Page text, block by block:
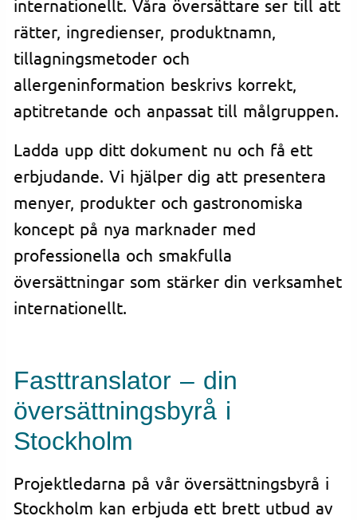
internationellt. Våra översättare ser till att
rätter, ingredienser, produktnamn,
tillagningsmetoder och
allergeninformation beskrivs korrekt,
aptitretande och anpassat till målgruppen.
Ladda upp ditt dokument nu och få ett
erbjudande. Vi hjälper dig att presentera
menyer, produkter och gastronomiska
koncept på nya marknader med
professionella och smakfulla
översättningar som stärker din verksamhet
internationellt.
Fasttranslator – din
översättningsbyrå i
Stockholm
Projektledarna på vår översättningsbyrå i
Stockholm kan erbjuda ett brett utbud av